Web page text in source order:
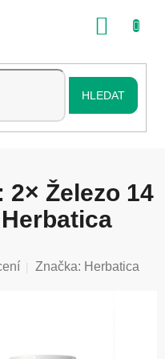
HLEDAT
Železo 14
Značka: Herbatica